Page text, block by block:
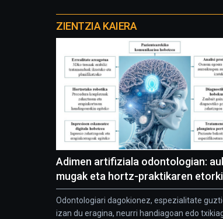
proyectos
ZIENTZIA KAIERA
Adimen artifiziala odontologian:
mugak eta hortz-praktikaren
Odontologiari dagokionez, espezialitate
izan du eragina, neurri handiagoan edo